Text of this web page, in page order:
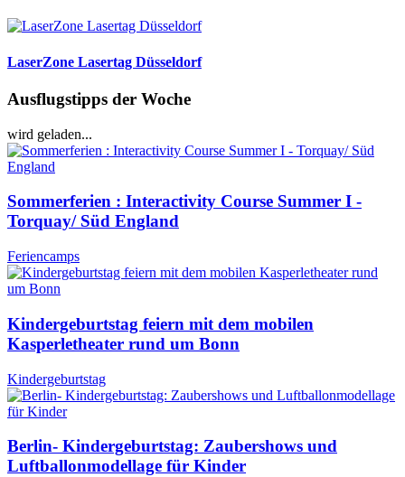
LaserZone Lasertag Düsseldorf
Ausflugstipps der Woche
wird geladen...
Sommerferien : Interactivity Course Summer I -
Torquay/ Süd England
Feriencamps
Kindergeburtstag feiern mit dem mobilen
Kasperletheater rund um Bonn
Kindergeburtstag
Berlin- Kindergeburtstag: Zaubershows und
Luftballonmodellage für Kinder